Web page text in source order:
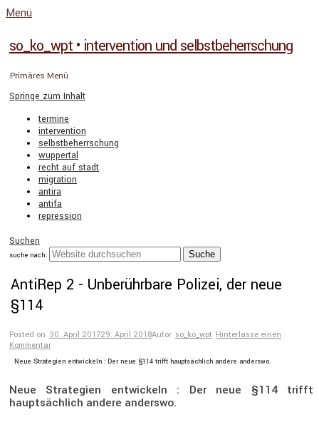
Menü
so_ko_wpt • intervention und selbstbeherrschung
Primäres Menü
Springe zum Inhalt
termine
intervention
selbstbeherrschung
wuppertal
recht auf stadt
migration
antira
antifa
repression
Suchen
suche nach:
AntiRep 2 - Unberührbare Polizei, der neue
§114
Posted on 30. April 201729. April 2018Autor so_ko_wpt Hinterlasse einen
Kommentar
Neue Strategien entwickeln : Der neue §114 trifft hauptsächlich andere anderswo.
Neue Strategien entwickeln : Der neue §114 trifft
hauptsächlich andere anderswo.